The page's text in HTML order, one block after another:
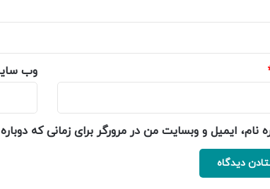
وب‌
نام، ایمیل و وبسایت من در مرورگر برای زمانی که